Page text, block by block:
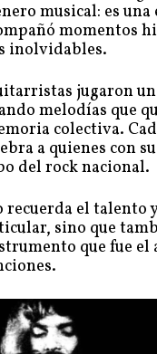
musical: es
momentos
inolvidables.
jugaron
melodías que
colectiva.
a quienes con
del rock nacional.
recuerda el talento
sino que
que fue el